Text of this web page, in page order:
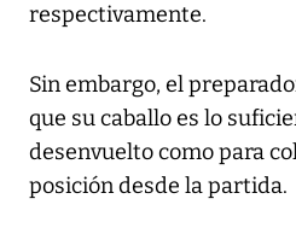
respectivamente.
Sin embargo, el
que su caballo es lo
desenvuelto como para
posición desde la partida.